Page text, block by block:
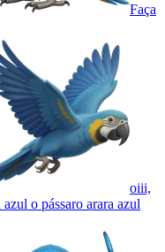
Faça
oiii,
o pássaro arara azul